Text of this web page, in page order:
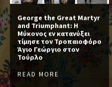
George the Great Martyr
and Triumphant: Η
Μύκονος εν κατανύξει
τίμησε τον Τροπαιοφόρο
Άγιο Γεώργιο στον
Τούρλο
READ MORE